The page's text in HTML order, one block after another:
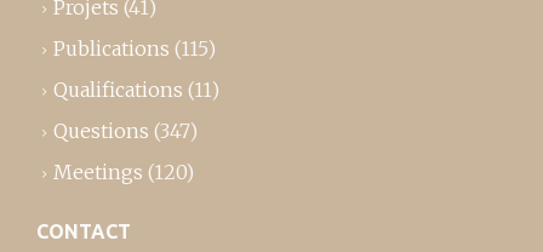
Projets (41)
Publications (115)
Qualifications (11)
Questions (347)
Meetings (120)
CONTACT